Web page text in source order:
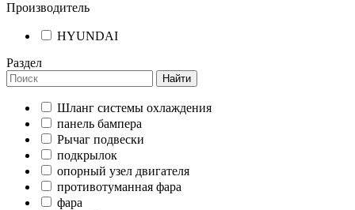
Производитель
HYUNDAI
Раздел
Найти
Шланг системы охлаждения
панель бампера
Рычаг подвески
подкрылок
опорный узел двигателя
противотуманная фара
фара